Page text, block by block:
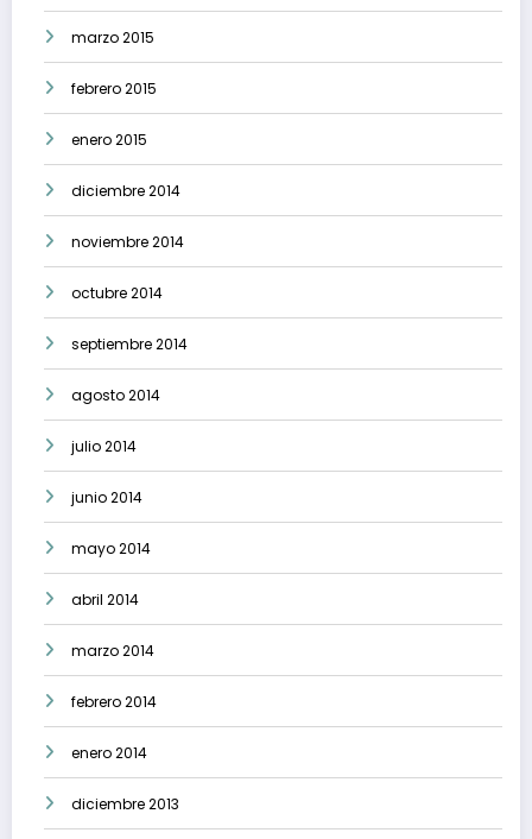
marzo 2015
febrero 2015
enero 2015
diciembre 2014
noviembre 2014
octubre 2014
septiembre 2014
agosto 2014
julio 2014
junio 2014
mayo 2014
abril 2014
marzo 2014
febrero 2014
enero 2014
diciembre 2013